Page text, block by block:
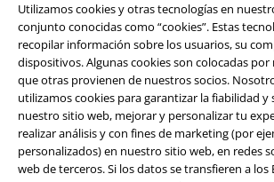
Utilizamos cookies y otras tecnologías en
conjunto conocidas como “cookies”. Estas
recopilar información sobre los usuarios, su
dispositivos. Algunas cookies son colocadas
que otras provienen de nuestros socios.
utilizamos cookies para garantizar la fiabilidad y
nuestro sitio web, mejorar y personalizar tu
realizar análisis y con fines de marketing (por
personalizados) en nuestro sitio web, en redes
web de terceros. Si los datos se transfieren a los